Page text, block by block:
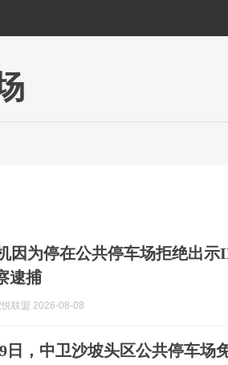
因为停在公共停车场拒绝出示
逮捕
悦联盟 2026-08-08
日，中卫沙坡头区公共停车场